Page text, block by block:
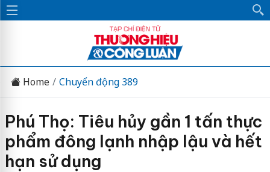
Home Chuyển động 389
Phú Thọ: Tiêu hủy gần 1 tấn thực
phẩm đông lạnh nhập lậu và hết
hạn sử dụng